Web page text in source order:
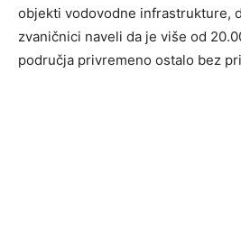
objekti vodovodne infrastrukture,
zvaničnici naveli da je više od
područja privremeno ostalo bez